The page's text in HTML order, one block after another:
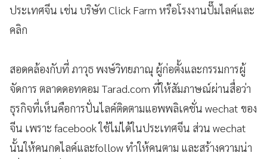
ประเทศจีน เช่น บริษัท Click Farm หรือโรงงานปั๊มไลค์และ
คลิก
สอดคล้องกับที่ ภาวุธ พงษ์วิทยภาณุ ผู้ก่อตั้งและกรรมการผู้
จัดการ ตลาดดอทคอม Tarad.com ที่ให้สัมภาษณ์ผ่านสื่อว่า
ธุรกิจที่เห็นคือการปั่นไลค์ติดตามแอพพลิเคชั่น wechat ของ
จีน เพราะ facebook ใช้ไม่ได้ในประเทศจีน ส่วน wechat
นั้นให้คนกดไลค์และfollow ทำให้คนตาม และสร้างความน่า